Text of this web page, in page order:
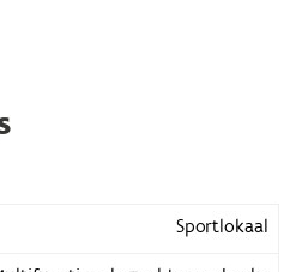
Sportlokaal